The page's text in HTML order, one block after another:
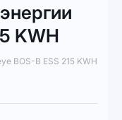
KWH
BOS-B ESS 215 KWH